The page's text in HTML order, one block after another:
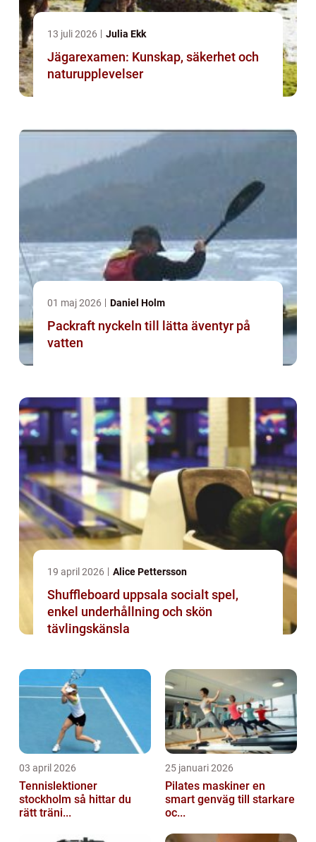
13 juli 2026 Julia Ekk
Jägarexamen: Kunskap, säkerhet och
naturupplevelser
01 maj 2026 Daniel Holm
Packraft nyckeln till lätta äventyr på
vatten
19 april 2026 Alice Pettersson
Shuffleboard uppsala socialt spel,
enkel underhållning och skön
tävlingskänsla
03 april 2026
Tennislektioner
stockholm så hittar du
rätt träni...
25 januari 2026
Pilates maskiner en
smart genväg till starkare
oc...